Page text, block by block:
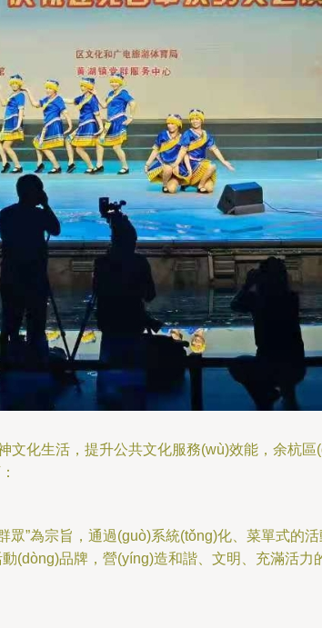
化生活，提升公共文化服務(wù)效能，余杭
”為宗旨，通過(guò)系統(tǒng)化、菜單式的
品牌，營(yíng)造和諧、文明、充滿活力